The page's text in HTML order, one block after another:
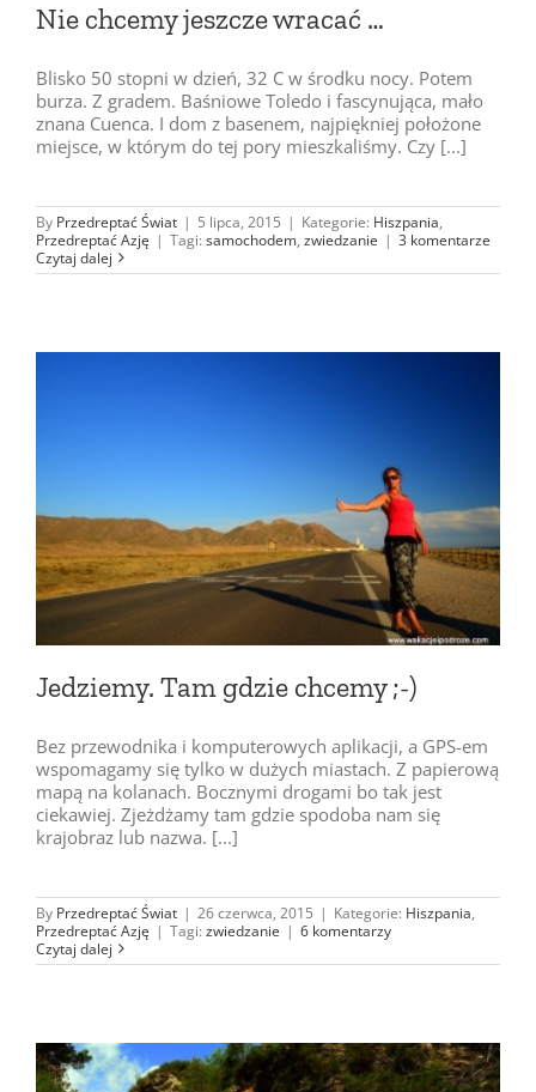
Nie chcemy jeszcze wracać …
Blisko 50 stopni w dzień, 32 C w środku nocy. Potem
burza. Z gradem. Baśniowe Toledo i fascynująca, mało
znana Cuenca. I dom z basenem, najpiękniej położone
miejsce, w którym do tej pory mieszkaliśmy. Czy [...]
By Przedreptać Świat | 5 lipca, 2015 | Kategorie: Hiszpania,
Przedreptać Azję | Tagi: samochodem, zwiedzanie | 3 komentarze
Czytaj dalej
Jedziemy. Tam gdzie chcemy ;-)
Bez przewodnika i komputerowych aplikacji, a GPS-em
wspomagamy się tylko w dużych miastach. Z papierową
mapą na kolanach. Bocznymi drogami bo tak jest
ciekawiej. Zjeżdżamy tam gdzie spodoba nam się
krajobraz lub nazwa. [...]
By Przedreptać Świat | 26 czerwca, 2015 | Kategorie: Hiszpania,
Przedreptać Azję | Tagi: zwiedzanie | 6 komentarzy
Czytaj dalej